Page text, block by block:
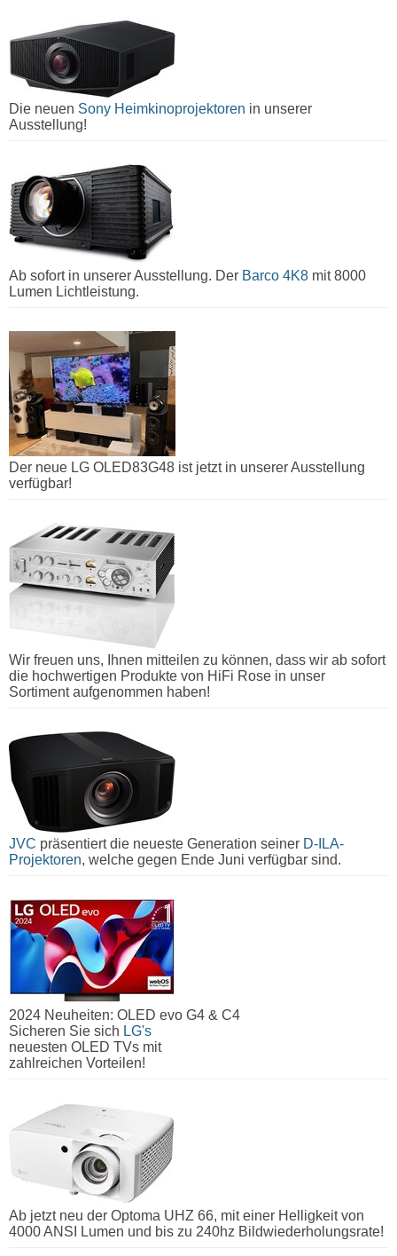
Die neuen Sony Heimkinoprojektoren in unserer
Ausstellung!
Ab sofort in unserer Ausstellung. Der Barco 4K8 mit 8000
Lumen Lichtleistung.
Der neue LG OLED83G48 ist jetzt in unserer Ausstellung
verfügbar!
Wir freuen uns, Ihnen mitteilen zu können, dass wir ab sofort
die hochwertigen Produkte von HiFi Rose in unser
Sortiment aufgenommen haben!
JVC präsentiert die neueste Generation seiner D-ILA-
Projektoren, welche gegen Ende Juni verfügbar sind.
2024 Neuheiten: OLED evo G4 & C4
Sicheren Sie sich LG's
neuesten OLED TVs mit
zahlreichen Vorteilen!
Ab jetzt neu der Optoma UHZ 66, mit einer Helligkeit von
4000 ANSI Lumen und bis zu 240hz Bildwiederholungsrate!